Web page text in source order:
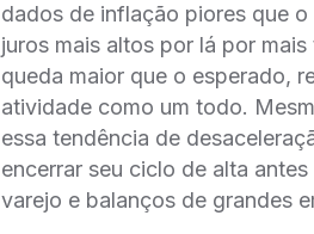
dados de inflação piores que
juros mais altos por lá por
queda maior que o esperado,
atividade como um todo.
essa tendência de
encerrar seu ciclo de alta
varejo e balanços de grandes